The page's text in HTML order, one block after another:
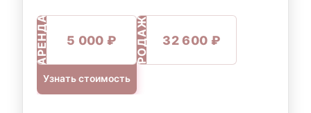
АРЕНДА 5 000 ₽
Узнать стоимость
ПРОДАЖА 32 600 ₽